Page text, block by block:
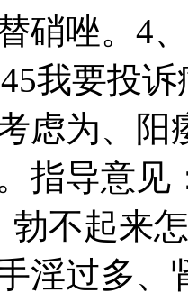
硝唑。4
我要投
虑为、阳
指导意
勃不起来
淫过多、